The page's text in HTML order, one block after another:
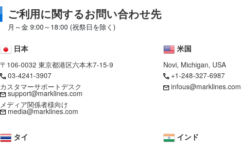
ご利用に関するお問い合わせ先
月～金 9:00～18:00 (祝祭日を除く)
日本
〒106-0032 東京都港区六本木7-15-9
03-4241-3907
カスタマーサポートデスク
support@marklines.com
メディア関係者様向け
media@marklines.com
米国
Novi, Michigan, USA
+1-248-327-6987
infous@marklines.com
タイ インド